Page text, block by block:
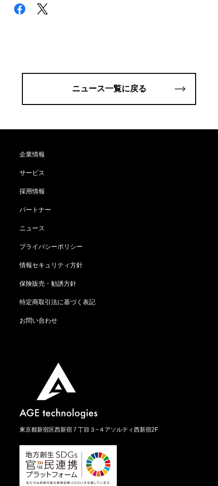
ニュース一覧に戻る
企業情報
サービス
採用情報
パートナー
ニュース
プライバシーポリシー
情報セキュリティ方針
保険販売・勧誘方針
特定商取引法に基づく表記
お問い合わせ
東京都新宿区西新宿７丁目３−４アソルティ西新宿2F